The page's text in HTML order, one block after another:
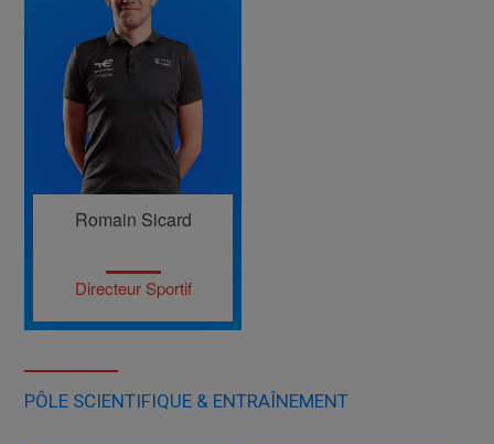
Romain Sicard
Directeur Sportif
PÔLE SCIENTIFIQUE & ENTRAÎNEMENT